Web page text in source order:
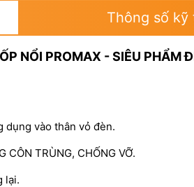
Thông số kỹ
NỔI PROMAX - SIÊU PHẨM
dụng vào thân vỏ đèn.
TRÙNG, CHỐNG VỠ.
lại.